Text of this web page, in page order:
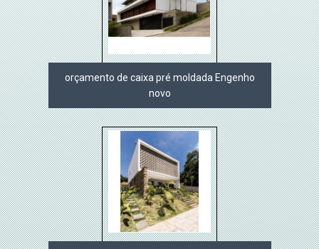
orçamento de caixa pré moldada Engenho
novo